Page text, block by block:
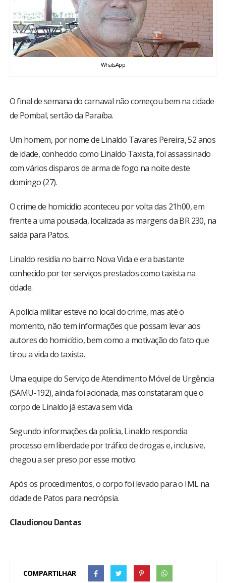
ENQUETE
TV LPB
WhatsApp
O final de semana do carnaval não começou bem na cidade
de Pombal, sertão da Paraíba.
Um homem, por nome de Linaldo Tavares Pereira, 52 anos
de idade, conhecido como Linaldo Taxista, foi assassinado
com vários disparos de arma de fogo na noite deste
domingo (27).
O crime de homicídio aconteceu por volta das 21h00, em
frente a uma pousada, localizada as margens da BR 230, na
saída para Patos.
Linaldo residia no bairro Nova Vida e era bastante
conhecido por ter serviços prestados como taxista na
cidade.
A polícia militar esteve no local do crime, mas até o
momento, não tem informações que possam levar aos
autores do homicídio, bem como a motivação do fato que
tirou a vida do taxista.
Uma equipe do Serviço de Atendimento Móvel de Urgência
(SAMU-192), ainda foi acionada, mas constataram que o
corpo de Linaldo já estava sem vida.
Segundo informações da polícia, Linaldo respondia
processo em liberdade por tráfico de drogas e, inclusive,
chegou a ser preso por esse motivo.
Após os procedimentos, o corpo foi levado para o IML na
cidade de Patos para necrópsia.
Claudionou Dantas
COMPARTILHAR